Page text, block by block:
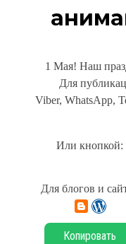
1 Мая! Наш
Для
Viber, WhatsApp,
Или кнопкой:
Для блогов и
Копировать